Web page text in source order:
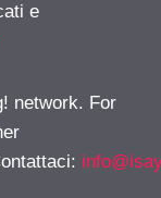
e
network. For
: